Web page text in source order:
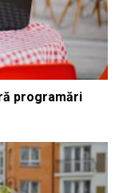
programări